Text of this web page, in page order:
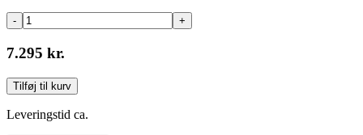
- +
7.295 kr.
Tilføj til kurv
Leveringstid ca.